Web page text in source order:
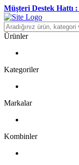
Müşteri Destek Hattı :
Ürünler
Kategoriler
Markalar
Kombinler